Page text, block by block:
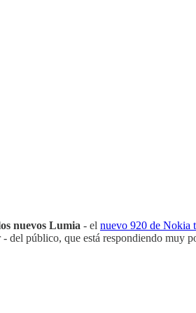
nuevos Lumia - el nuevo 920 de Nokia
del público, que está respondiendo muy